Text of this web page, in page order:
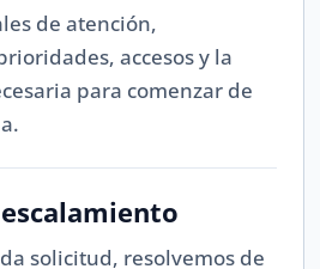
de atención,
accesos y la
para comenzar de
solicitud, resolvemos de